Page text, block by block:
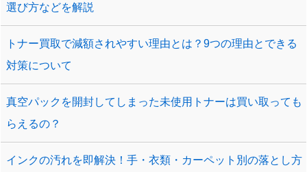
選び方などを解説
トナー買取で減額されやすい理由とは？9つの理由とできる
対策について
真空パックを開封してしまった未使用トナーは買い取っても
らえるの？
インクの汚れを即解決！手・衣類・カーペット別の落とし方